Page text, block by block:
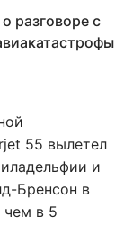
разговоре с
55 вылетел
и
Бренсон в
чем в 5